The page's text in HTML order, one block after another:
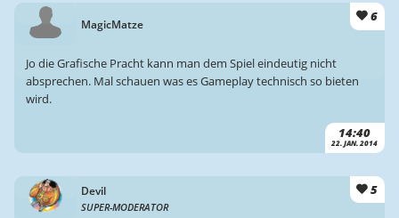
MagicMatze 6
14:40
22. JAN. 2014
Jo die Grafische Pracht kann man dem Spiel eindeutig nicht
absprechen. Mal schauen was es Gameplay technisch so bieten
wird.
Devil
SUPER-MODERATOR
5